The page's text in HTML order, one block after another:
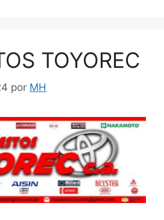
TOYOREC
por MH